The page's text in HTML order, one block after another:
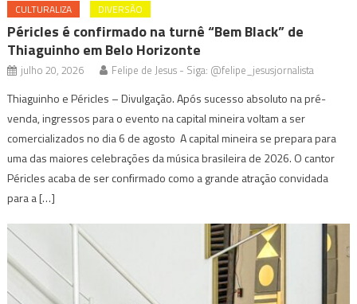
CULTURALIZA DIVERSÃO
Péricles é confirmado na turnê “Bem Black” de
Thiaguinho em Belo Horizonte
julho 20, 2026 Felipe de Jesus - Siga: @felipe_jesusjornalista
Thiaguinho e Péricles – Divulgação. Após sucesso absoluto na pré-
venda, ingressos para o evento na capital mineira voltam a ser
comercializados no dia 6 de agosto A capital mineira se prepara para
uma das maiores celebrações da música brasileira de 2026. O cantor
Péricles acaba de ser confirmado como a grande atração convidada
para a […]